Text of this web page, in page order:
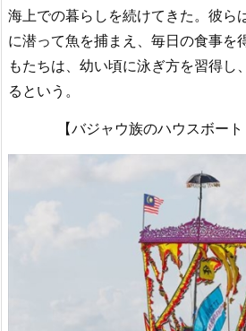
海上での暮らしを続けてきた。彼ら
に潜って魚を捕まえ、毎日の食事を
もたちは、幼い頃に泳ぎ方を習得し
るという。
【バジャウ族のハウスボート